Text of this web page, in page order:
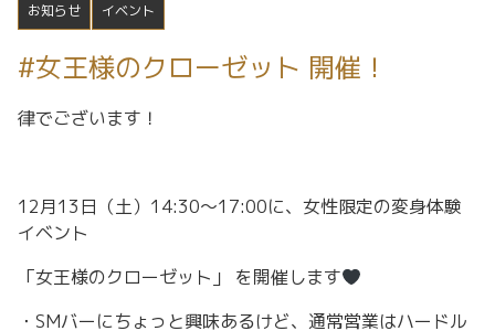
#女王様のクローゼット 開催！
お知らせ イベント
律でございます！
12月13日（土）14:30〜17:00に、 女性限定の変身体験
イベント
「女王様のクローゼット」 を開催します
・SMバーにちょっと興味あるけど、通常営業はハードル